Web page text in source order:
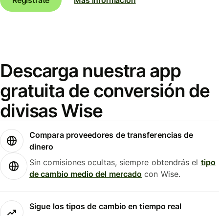
Descarga nuestra app
gratuita de conversión de
divisas Wise
Compara proveedores de transferencias de
dinero
Sin comisiones ocultas, siempre obtendrás el tipo
de cambio medio del mercado con Wise.
Sigue los tipos de cambio en tiempo real